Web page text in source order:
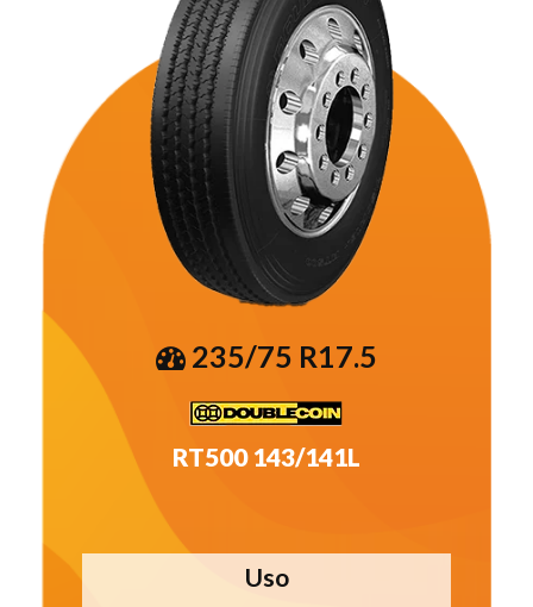
235/75 R17.5
RT500 143/141L
Uso